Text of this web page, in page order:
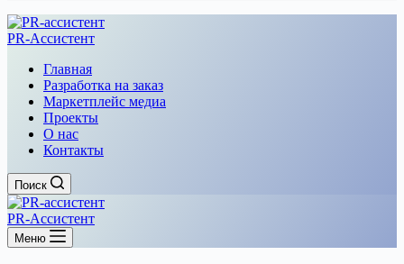
PR-Ассистент
Главная
Разработка на заказ
Маркетплейс медиа
Проекты
О нас
Контакты
Поиск
PR-Ассистент
Меню